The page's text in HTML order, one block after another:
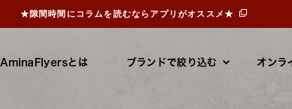
AminaFlyersとは ブランドで絞り込む オンラ
★隙間時間にコラムを読むならアプリがオススメ★